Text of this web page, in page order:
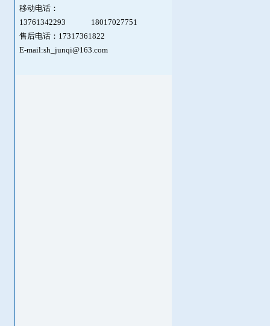
移动电话：
13761342293 18017027751
售后电话：17317361822
E-mail:sh_junqi@163.com